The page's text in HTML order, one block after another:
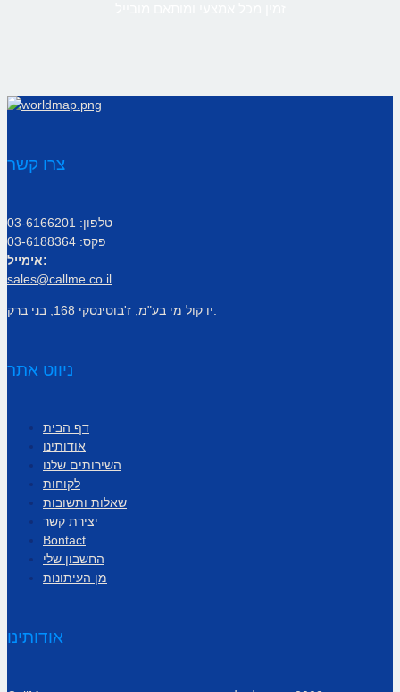
צרו קשר
טלפון: 03-6166201
פקס: 03-6188364
אימייל:
sales@callme.co.il
ניווט אתר
דף הבית
אודותינו
השירותים שלנו
לקוחות
שאלות ותשובות
יצירת קשר
Bontact
החשבון שלי
מן העיתונות
אודותינו